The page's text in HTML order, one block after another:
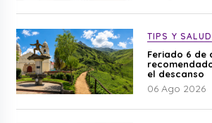
TIPS Y SALUD
Feriado 6 de
el descanso
06 Ago 2026